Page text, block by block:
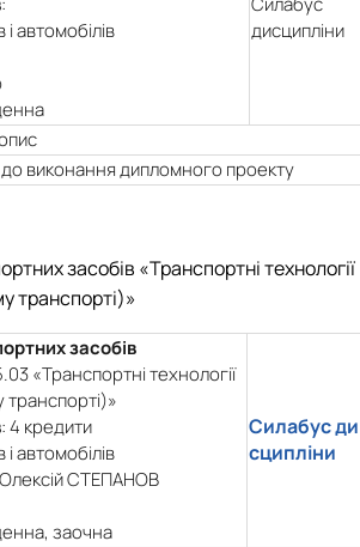
і автомобілів
дисципліни
до виконання дипломного проекту
засобів «Транспортні технології
транспорті)»
засобів
«Транспортні технології
: 4 кредити
і автомобілів
СТЕПАНОВ
заочна
Силабус ди
сципліни